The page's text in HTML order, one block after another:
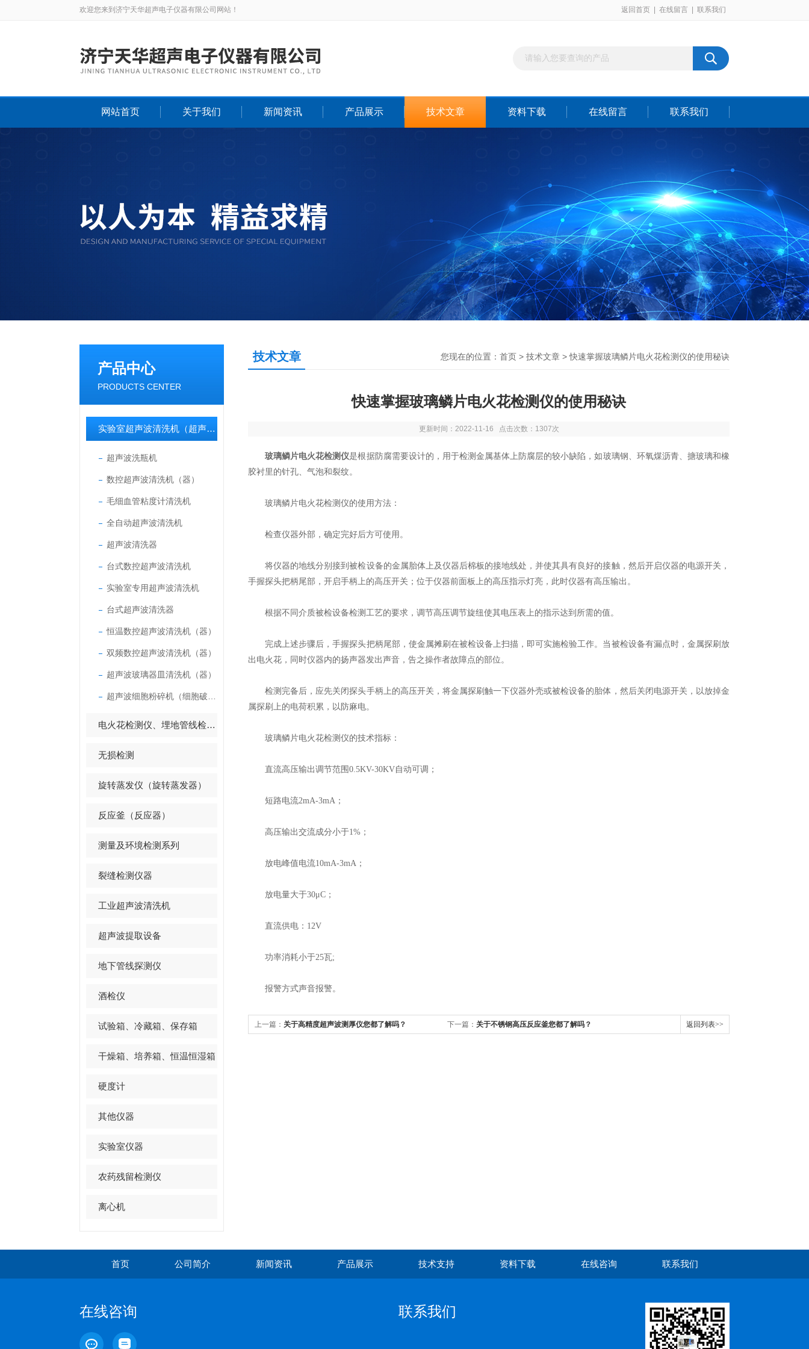
欢迎您来到济宁天华超声电子仪器有限公司网站！ 返回首页 在线留言 联系我们
网站首页 关于我们 新闻资讯 产品展示 技术文章 资料下载 在线留言 联系我们
产品中心
PRODUCTS CENTER
实验室超声波清洗机（超声波清洗器）
超声波洗瓶机
数控超声波清洗机（器）
毛细血管粘度计清洗机
全自动超声波清洗机
超声波清洗器
台式数控超声波清洗机
实验室专用超声波清洗机
台式超声波清洗器
恒温数控超声波清洗机（器）
双频数控超声波清洗机（器）
超声波玻璃器皿清洗机（器）
电火花检测仪、埋地管线检测仪
无损检测
旋转蒸发仪（旋转蒸发器）
反应釜（反应器）
测量及环境检测系列
裂缝检测仪器
工业超声波清洗机
超声波提取设备
地下管线探测仪
酒检仪
试验箱、冷藏箱、保存箱
干燥箱、培养箱、恒温恒湿箱
硬度计
其他仪器
实验室仪器
农药残留检测仪
离心机
技术文章 您现在的位置： 首页 > 技术文章 > 快速掌握玻璃鳞片电火花检测仪的使用秘诀
快速掌握玻璃鳞片电火花检测仪的使用秘诀
更新时间：2022-11-16 点击次数：1307次
玻璃鳞片电火花检测仪是根据防腐需要设计的，用于检测金属基体上防腐层的较小缺陷，如玻璃钢、环氧煤沥青、搪玻璃和橡
胶衬里的针孔、气泡和裂纹。
玻璃鳞片电火花检测仪的使用方法：
检查仪器外部，确定完好后方可使用。
将仪器的地线分别接到被检设备的金属胎体上及仪器后棉板的接地线处，并使其具有良好的接触，然后开启仪器的电源开关，
手握探头把柄尾部，开启手柄上的高压开关；位于仪器前面板上的高压指示灯亮，此时仪器有高压输出。
根据不同介质被检设备检测工艺的要求，调节高压调节旋纽使其电压表上的指示达到所需的值。
完成上述步骤后，手握探头把柄尾部，使金属摊刷在被检设备上扫描，即可实施检验工作。当被检设备有漏点时，金属探刷放
出电火花，同时仪器内的扬声器发出声音，告之操作者故障点的部位。
检测完备后，应先关闭探头手柄上的高压开关，将金属探刷触一下仪器外壳或被检设备的胎体，然后关闭电源开关，以放掉金
属探刷上的电荷积累，以防麻电。
玻璃鳞片电火花检测仪的技术指标：
直流高压输出调节范围0.5KV-30KV自动可调；
短路电流2mA-3mA；
高压输出交流成分小于1%；
放电峰值电流10mA-3mA；
放电量大于30μC；
直流供电：12V
功率消耗小于25瓦;
报警方式声音报警。
上一篇： 关于高精度超声波测厚仪您都了解吗？ 下一篇： 关于不锈钢高压反应釜您都了解吗？ 返回列表>>
首页 公司简介 新闻资讯 产品展示 技术支持 资料下载 在线咨询 联系我们
在线咨询 联系我们